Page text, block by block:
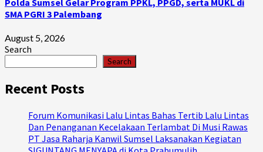
Polda Sumsel Gelar Program PPKL, PPGD, serta MUKL di
SMA PGRI 3 Palembang
August 5, 2026
Search
Search
Recent Posts
Forum Komunikasi Lalu Lintas Bahas Tertib Lalu Lintas
Dan Penanganan Kecelakaan Terlambat Di Musi Rawas
PT Jasa Raharja Kanwil Sumsel Laksanakan Kegiatan